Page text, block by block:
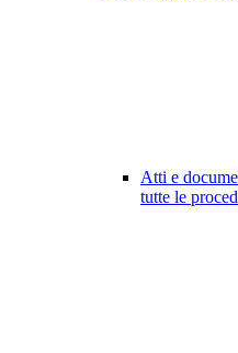
Atti e
tutte le